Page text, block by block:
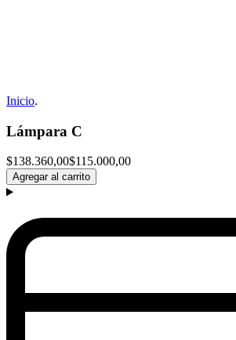
Inicio.
Lámpara C
$138.360,00$115.000,00
Agregar al carrito